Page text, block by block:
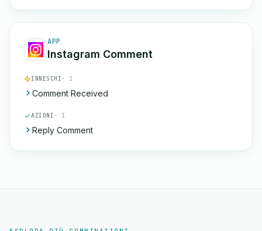
APP
Instagram Comment
INNESCHI · 1
Comment Received
AZIONI · 1
Reply Comment